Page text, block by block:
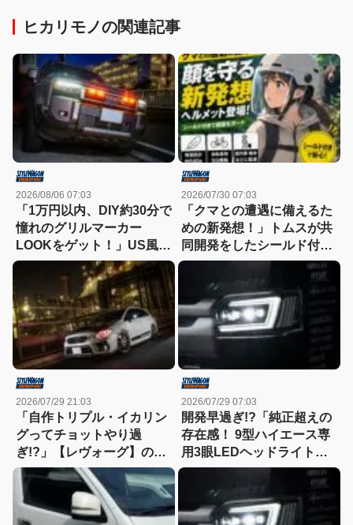
ヒカリモノの関連記事
2026/08/06 07:03
「1万円以内、DIY約30分で
憧れのグリルマーカー
LOOKをゲット！」US風の
顔を実現できるLEDキット
【ランクル250/300】
2026/07/30 07:03
「クマとの遭遇に備えるた
めの新発想！」トムスが共
同開発をしたシールド付き
のヘルメットとは？
2026/07/29 21:03
「自作トリプル・イカリン
グってチョットやり過
ぎ!?」【レヴォーグ】の
LEDチューンは、やっぱり
チョーお目立ち
2026/07/29 07:03
開発早過ぎ!?「純正超えの
存在感！ 9型ハイエース専
用3眼LEDヘッドライト」
現行新型200系を速攻カス
タム！